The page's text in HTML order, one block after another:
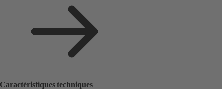
Caractéristiques techniques